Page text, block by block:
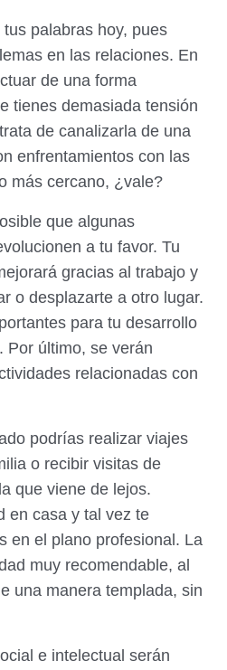
palabras hoy, pues
en las relaciones. En
de una forma
tienes demasiada tensión
de canalizarla de una
enfrentamientos con las
más cercano, ¿vale?
que algunas
a tu favor. Tu
gracias al trabajo y
o desplazarte a otro lugar.
para tu desarrollo
Por último, se verán
relacionadas con
podrías realizar viajes
o recibir visitas de
que viene de lejos.
en casa y tal vez te
en el plano profesional. La
muy recomendable, al
una manera templada, sin
e intelectual serán